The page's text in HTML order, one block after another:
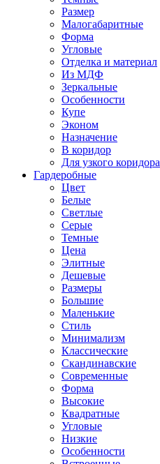
Размер
Малогабаритные
Форма
Угловые
Отделка и материал
Из МДФ
Зеркальные
Особенности
Купе
Эконом
Назначение
В коридор
Для узкого коридора
Гардеробные
Цвет
Белые
Светлые
Серые
Темные
Цена
Элитные
Дешевые
Размеры
Большие
Маленькие
Стиль
Минимализм
Классические
Скандинавские
Современные
Форма
Высокие
Квадратные
Угловые
Низкие
Особенности